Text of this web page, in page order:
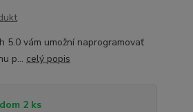
5.0 vám umožní naprogramovať
p... celý popis
2 ks